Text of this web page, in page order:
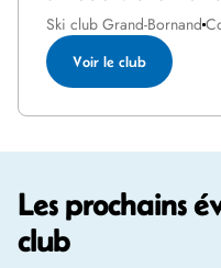
Ski club Grand-Bornand
Voir le club
Les prochains
club